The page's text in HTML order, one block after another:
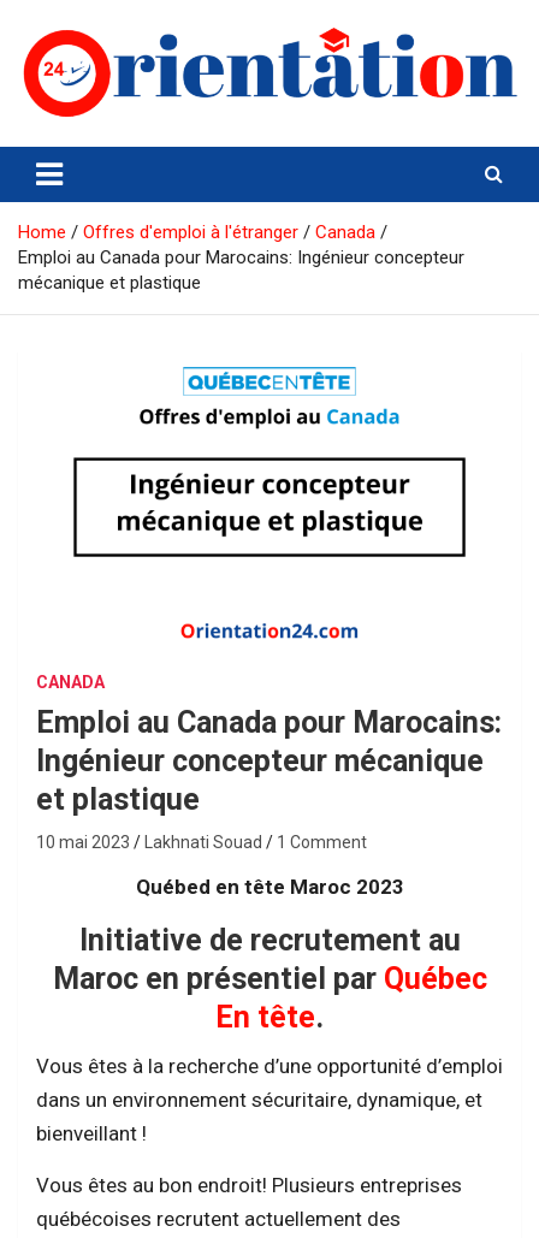
content
Orientation24
Emploi et Orientation au Maroc
Home Offres d'emploi à l'étranger
Canada
Emploi au Canada pour Marocains: Ingénieur concepteur
mécanique et plastique
CANADA
Emploi au Canada pour Marocains:
Ingénieur concepteur mécanique
et plastique
10 mai 2023 Lakhnati Souad 1 Comment
Québed en tête Maroc 2023
Initiative de recrutement au
Maroc en présentiel par Québec
En tête.
Vous êtes à la recherche d’une opportunité d’emploi
dans un environnement sécuritaire, dynamique, et
bienveillant !
Vous êtes au bon endroit! Plusieurs entreprises
québécoises recrutent actuellement des